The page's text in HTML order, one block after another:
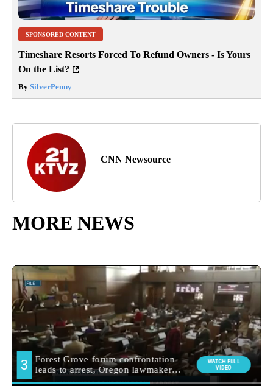
SPONSORED CONTENT
Timeshare Resorts Forced To Refund Owners - Is Yours
On the List?
By SilverPenny
CNN Newsource
MORE NEWS